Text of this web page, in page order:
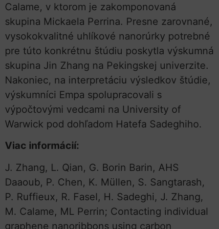
Calame, v ktorom je zakomponovaná
skupina Mickaela Perrina. Presne zarovnané,
vysokokvalitné uhlíkové nanorúrky potrebné
pre túto konkrétnu štúdiu poskytla výskumná
skupina Jin Zhang na Pekingskej univerzite.
Nakoniec, na interpretáciu výsledkov štúdie,
výskumníci Empa spolupracovali s
výpočtovými vedcami na University of
Warwick pod dohľadom Hatefa Sadeghiho.
Viac informácií:
J. Zhang, L. Qian, G. Borin Barin, AHS
Daaoub, P. Chen, K. Müllen, S. Sangtarash,
P. Ruffieux, R. Fasel, H. Sadeghi, J. Zhang,
M. Calame, ML Perrin; Contacting individual
graphene nanoribbons using carbon